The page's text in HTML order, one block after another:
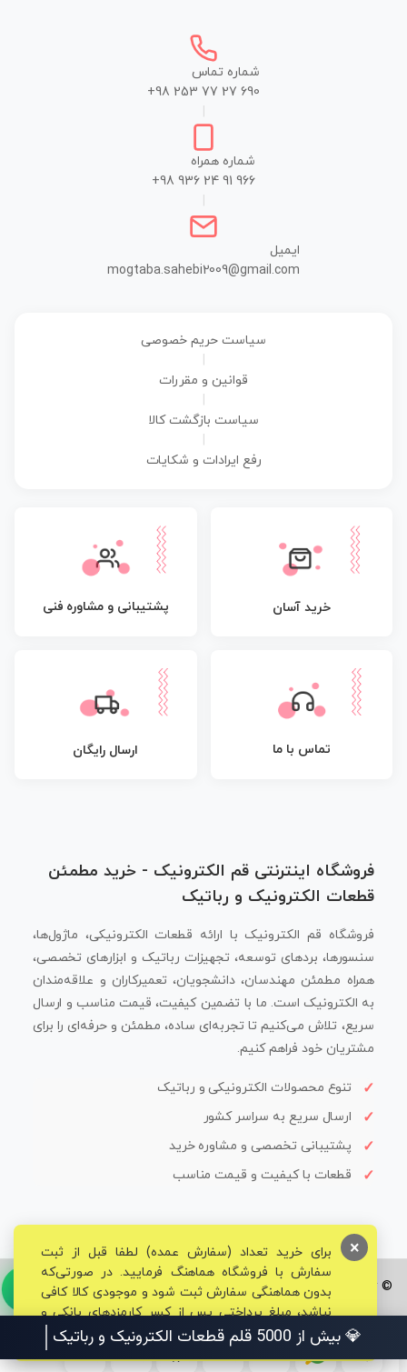
شماره تماس
+98 253 77 27 690
شماره همراه
+98 936 24 91 966
ایمیل
mogtaba.sahebi2009@gmail.com
سیاست حریم خصوصی
قوانین و مقررات
سیاست بازگشت کالا
رفع ایرادات و شکایات
خرید آسان پشتیبانی و مشاوره فنی
تماس با ما ارسال رایگان
فروشگاه اینترنتی قم الکترونیک - خرید مطمئن
قطعات الکترونیک و رباتیک
فروشگاه قم الکترونیک با ارائه قطعات الکترونیکی، ماژول‌ها،
سنسورها، بردهای توسعه، تجهیزات رباتیک و ابزارهای تخصصی،
همراه مطمئن مهندسان، دانشجویان، تعمیرکاران و علاقه‌مندان
به الکترونیک است. ما با تضمین کیفیت، قیمت مناسب و ارسال
سریع، تلاش می‌کنیم تا تجربه‌ای ساده، مطمئن و حرفه‌ای را برای
مشتریان خود فراهم کنیم.
تنوع محصولات الکترونیکی و رباتیک
ارسال سریع به سراسر کشور
پشتیبانی تخصصی و مشاوره خرید
قطعات با کیفیت و قیمت مناسب
© تمامی حقوق برای فروشگاه تخصصی قم الکترونیک محفوظ می‌باشد.
برای خرید تعداد (سفارش عمده) لطفا قبل از ثبت
سفارش با فروشگاه هماهنگ فرمایید. در صورتی‌که
بدون هماهنگی سفارش ثبت شود و موجودی کالا کافی
نباشد، مبلغ پرداختی پس از کسر کارمزدهای بانکی و
مالیاتی به حساب شما بازگشت داده خواهد شد.
×
💎 بیش از 5000 قلم قطعات الکترون